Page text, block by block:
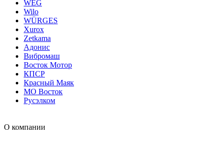
WEG
Wilo
WÜRGES
Xurox
Zetkama
Адонис
Вибромаш
Восток Мотор
КПСР
Красный Маяк
МО Восток
Русэлком
О компании